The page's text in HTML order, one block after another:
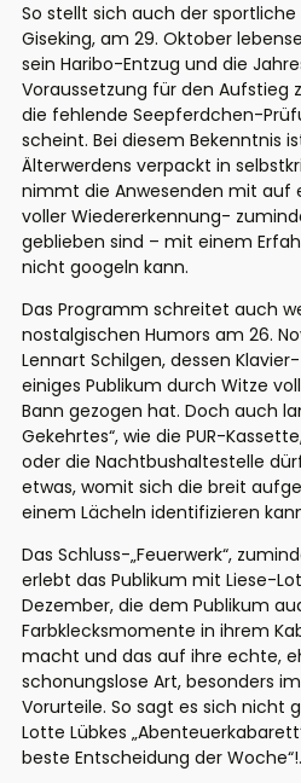
So stellt sich auch der sportliche
Giseking, am 29. Oktober
sein Haribo-Entzug und die
Voraussetzung für den Aufstieg
die fehlende Seepferdchen-
scheint. Bei diesem Bekenntnis
Älterwerdens verpackt in
nimmt die Anwesenden mit auf
voller Wiedererkennung-
geblieben sind – mit einem
nicht googeln kann.
Das Programm schreitet auch
nostalgischen Humors am 26.
Lennart Schilgen, dessen
einiges Publikum durch Witze
Bann gezogen hat. Doch auch
Gekehrtes“, wie die PUR-
oder die Nachtbushaltestelle
etwas, womit sich die breit
einem Lächeln identifizieren
Das Schluss-„Feuerwerk“,
erlebt das Publikum mit Liese-
Dezember, die dem Publikum
Farbklecksmomente in ihrem
macht und das auf ihre echte,
schonungslose Art, besonders
Vorurteile. So sagt es sich nicht
Lotte Lübkes
beste Entscheidung der Woche“!.